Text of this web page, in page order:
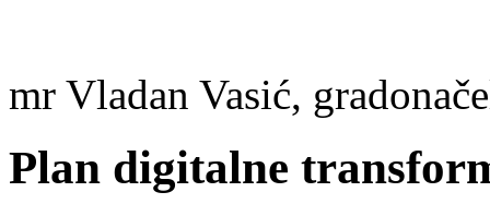
mr Vladan Vasić,
Plan digitalne